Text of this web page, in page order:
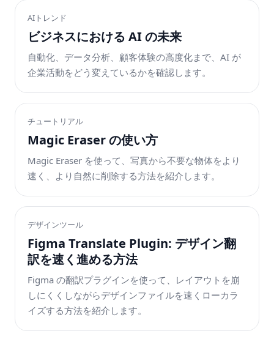
AIトレンド
ビジネスにおける AI の未来
自動化、データ分析、顧客体験の高度化まで、AI が
企業活動をどう変えているかを確認します。
チュートリアル
Magic Eraser の使い方
Magic Eraser を使って、写真から不要な物体をより
速く、より自然に削除する方法を紹介します。
デザインツール
Figma Translate Plugin: デザイン翻
訳を速く進める方法
Figma の翻訳プラグインを使って、レイアウトを崩
しにくくしながらデザインファイルを速くローカラ
イズする方法を紹介します。